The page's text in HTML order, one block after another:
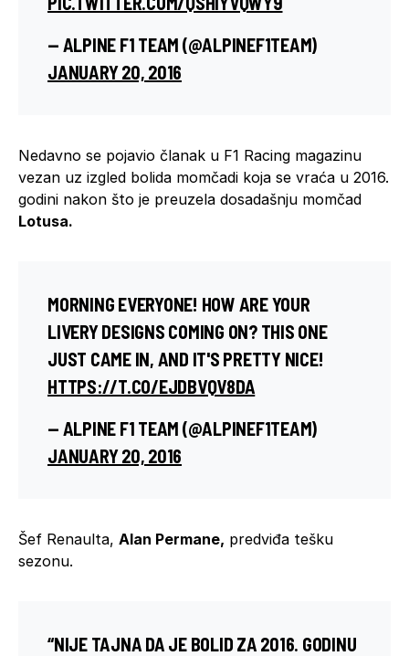
— ALPINE F1 TEAM (@ALPINEF1TEAM)
JANUARY 20, 2016
Nedavno se pojavio članak u F1 Racing magazinu
vezan uz izgled bolida momčadi koja se vraća u 2016.
godini nakon što je preuzela dosadašnju momčad
Lotusa.
MORNING EVERYONE! HOW ARE YOUR
LIVERY DESIGNS COMING ON? THIS ONE
JUST CAME IN, AND IT'S PRETTY NICE!
HTTPS://T.CO/EJDBVQV8DA
— ALPINE F1 TEAM (@ALPINEF1TEAM)
JANUARY 20, 2016
Šef Renaulta, Alan Permane, predviđa tešku
sezonu.
“NIJE TAJNA DA JE BOLID ZA 2016. GODINU